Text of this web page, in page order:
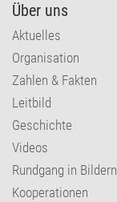
Über uns
Aktuelles
Organisation
Zahlen & Fakten
Leitbild
Geschichte
Videos
Rundgang in Bildern
Kooperationen